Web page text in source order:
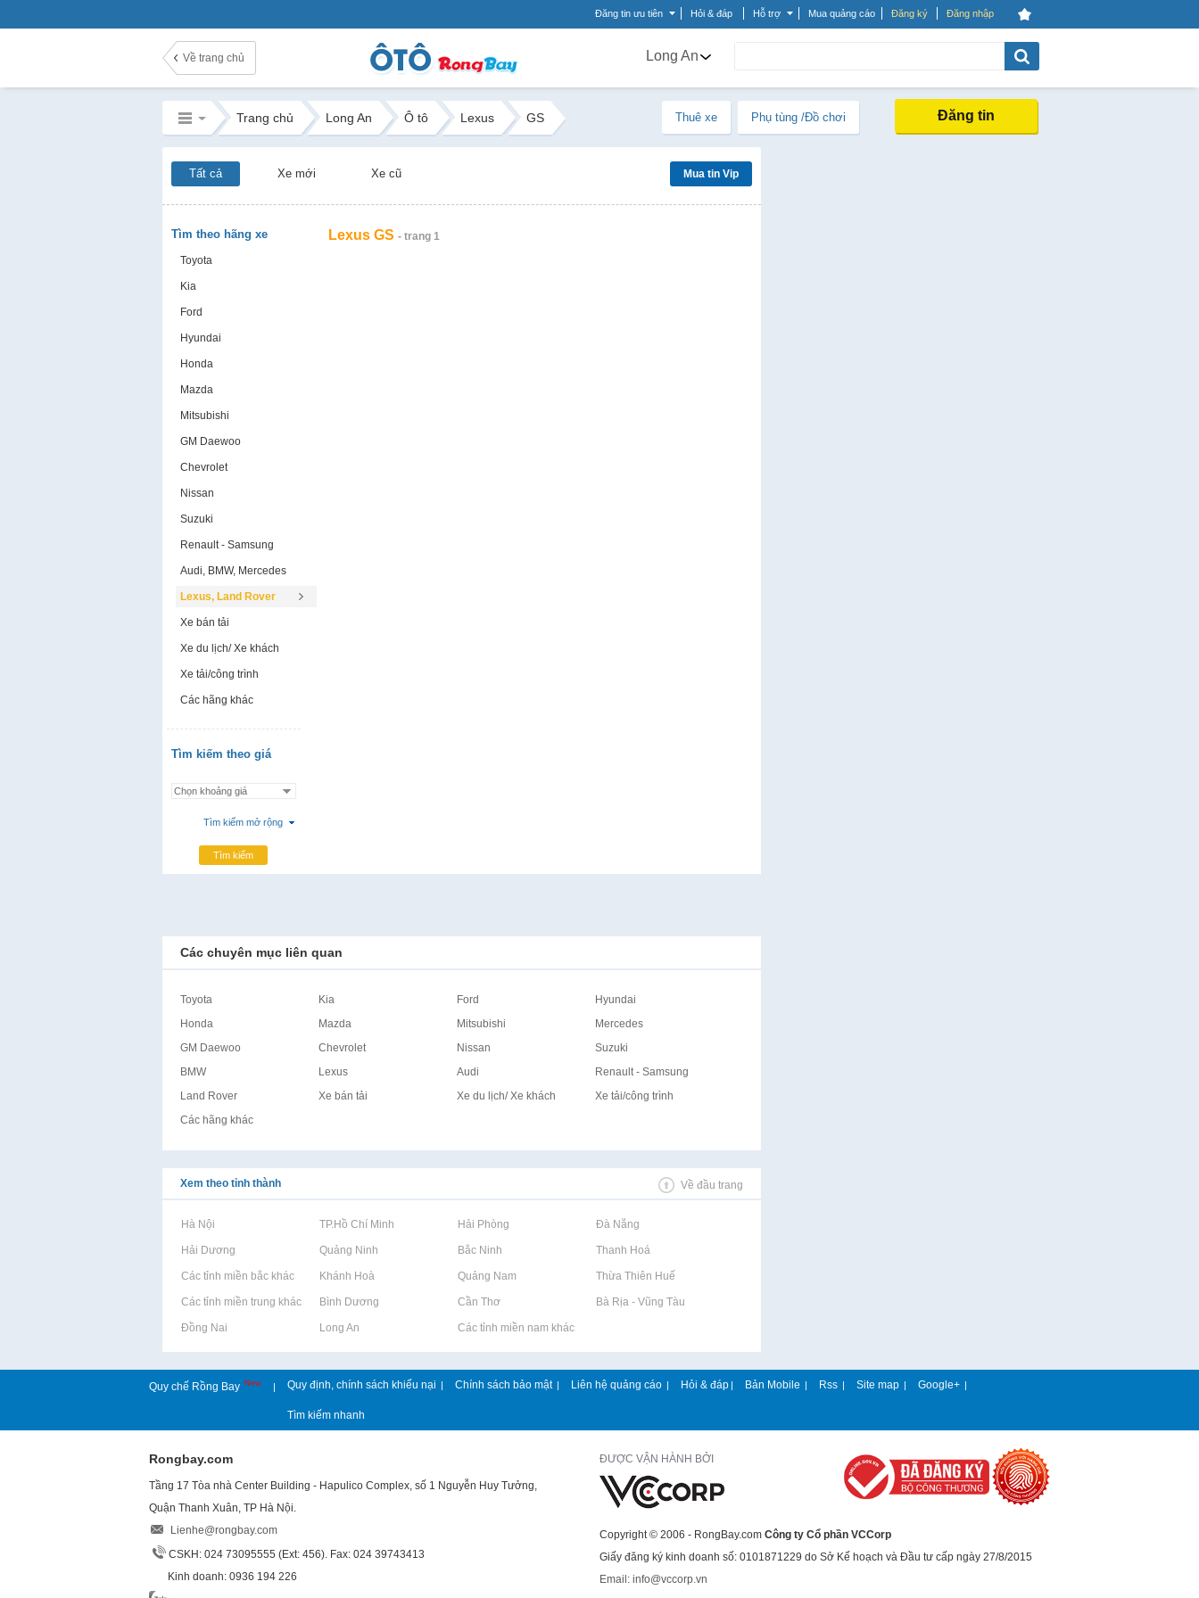
Đăng tin ưu tiên Hỏi & đáp Hỗ trợ Mua quảng cáo Đăng ký Đăng nhập
Về trang chủ Long An
Trang chủ Long An Ô tô Lexus GS Thuê xe Phụ tùng /Đồ chơi Đăng tin
Tất cả Xe mới Xe cũ Mua tin Vip
Tìm theo hãng xe
Toyota
Kia
Ford
Hyundai
Honda
Mazda
Mitsubishi
GM Daewoo
Chevrolet
Nissan
Suzuki
Renault - Samsung
Audi, BMW, Mercedes
Lexus, Land Rover
Xe bán tải
Xe du lịch/ Xe khách
Xe tải/công trình
Các hãng khác
Tìm kiếm theo giá
Tìm kiếm mở rộng
Tìm kiếm
Lexus GS - trang 1
Các chuyên mục liên quan
Toyota Kia Ford
Hyundai
Honda
Mazda Mitsubishi
Mercedes
GM Daewoo
Chevrolet Nissan
Suzuki
BMW
Lexus Audi
Renault - Samsung
Land Rover
Xe bán tải Xe du lịch/ Xe khách
Xe tải/công trình
Các hãng khác
Xem theo tỉnh thành Về đầu trang
Rao vặt tại Hà Nội Rao vặt tại TP.Hồ Chí Minh Rao vặt tại Hải Phòng Rao vặt tại Đà Nẵng
Rao vặt tại Hải Dương Rao vặt tại Quảng Ninh Rao vặt tại Bắc Ninh Rao vặt tại Thanh Hoá
Rao vặt tại Các tỉnh miền bắc khácRao vặt tại Khánh Hoà Rao vặt tại Quảng Nam Rao vặt tại Thừa Thiên Huế
Rao vặt tại Các tỉnh miền trung khácRao vặt tại Bình Dương Rao vặt tại Cần Thơ Rao vặt tại Bà Rịa - Vũng Tàu
Rao vặt tại Đồng Nai Rao vặt tại Long An Rao vặt tại Các tỉnh miền nam khác
Quy chế Rồng Bay New | Quy định, chính sách khiếu nại | Chính sách bảo mật | Liên hệ quảng cáo | Hỏi & đáp | Bản Mobile | Rss | Site map | Google+ |
Tìm kiếm nhanh
Rongbay.com
Tầng 17 Tòa nhà Center Building - Hapulico Complex, số 1 Nguyễn Huy Tưởng,
Quận Thanh Xuân, TP Hà Nội.
Lienhe@rongbay.com
CSKH: 024 73095555 (Ext: 456). Fax: 024 39743413
Kinh doanh: 0936 194 226
ĐƯỢC VẬN HÀNH BỞI
Copyright © 2006 - RongBay.com Công ty Cổ phần VCCorp
Giấy đăng ký kinh doanh số: 0101871229 do Sở Kế hoạch và Đầu tư cấp ngày 27/8/2015
Email: info@vccorp.vn